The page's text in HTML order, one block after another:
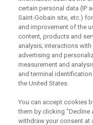
Odebírejte
Užitečné
Právní Podmínky
Souhlas se zpracováním
účelům
certain personal data (IP
Saint-Gobain site, etc.)
and improvement of the
content, products and
analysis; interactions
advertising and
measurement and
and terminal
the United States.
You can accept cookies
them by clicking "Decline
withdraw your consent at